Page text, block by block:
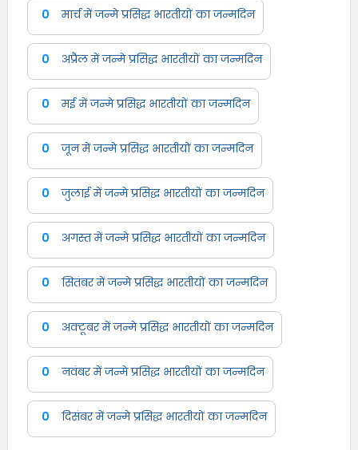
0 मार्च में जन्मे प्रसिद्ध भारतीयों का जन्मदिन
0 अप्रैल में जन्मे प्रसिद्ध भारतीयों का जन्मदिन
0 मई में जन्मे प्रसिद्ध भारतीयों का जन्मदिन
0 जून में जन्मे प्रसिद्ध भारतीयों का जन्मदिन
0 जुलाई में जन्मे प्रसिद्ध भारतीयों का जन्मदिन
0 अगस्त में जन्मे प्रसिद्ध भारतीयों का जन्मदिन
0 सितंबर में जन्मे प्रसिद्ध भारतीयों का जन्मदिन
0 अक्टूबर में जन्मे प्रसिद्ध भारतीयों का जन्मदिन
0 नवंबर में जन्मे प्रसिद्ध भारतीयों का जन्मदिन
0 दिसंबर में जन्मे प्रसिद्ध भारतीयों का जन्मदिन